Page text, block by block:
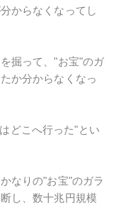
からなくなってし
掘って、"お宝"のガ
か分からなくなっ
どこへ行った"とい
なりの"お宝"のガラ
し、数十兆円規模